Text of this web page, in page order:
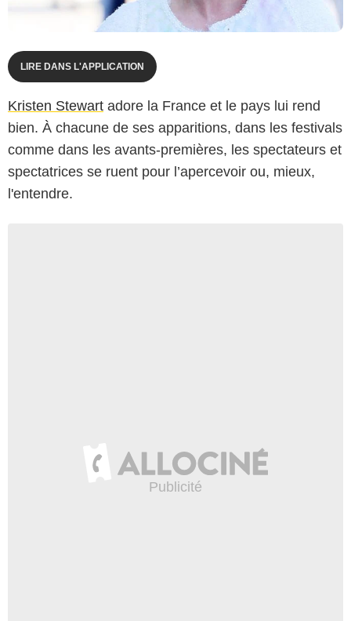
LIRE DANS L'APPLICATION
Kristen Stewart adore la France et le pays lui rend
bien. À chacune de ses apparitions, dans les festivals
comme dans les avants-premières, les spectateurs et
spectatrices se ruent pour l’apercevoir ou, mieux,
l'entendre.